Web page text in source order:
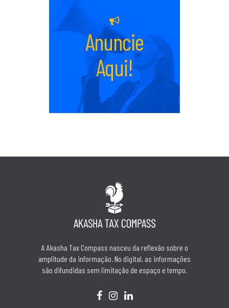
Anuncie
Aqui!
A Akasha Tax Compass nasceu da reflexão sobre o
amplitude da informação. No digital, as informações
são difundidas sem limitação de espaço e tempo.